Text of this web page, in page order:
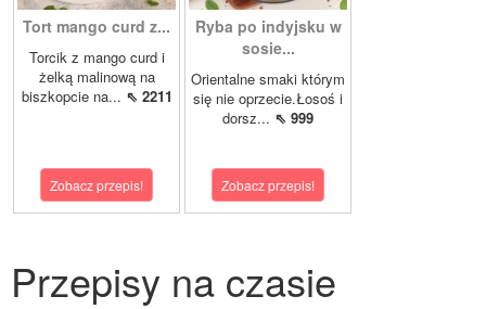
Tort mango curd z...
Torcik z mango curd i
żelką malinową na
biszkopcie na... ⇖ 2211
Zobacz przepis!
Ryba po indyjsku w
sosie...
Orientalne smaki którym
się nie oprzecie.Łosoś i
dorsz... ⇖ 999
Zobacz przepis!
Przepisy na czasie